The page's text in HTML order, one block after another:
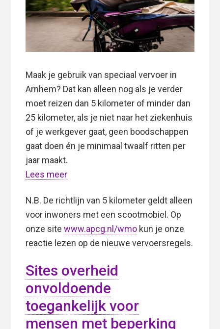
Maak je gebruik van speciaal vervoer in
Arnhem? Dat kan alleen nog als je verder
moet reizen dan 5 kilometer of minder dan
25 kilometer, als je niet naar het ziekenhuis
of je werkgever gaat, geen boodschappen
gaat doen én je minimaal twaalf ritten per
jaar maakt.
Lees meer
N.B. De richtlijn van 5 kilometer geldt alleen
voor inwoners met een scootmobiel. Op
onze sitewww.apcg.nl/wmo kun je onze
reactie lezen op de nieuwe vervoersregels.
Sites overheid
onvoldoende
toegankelijk voor
mensen met beperking